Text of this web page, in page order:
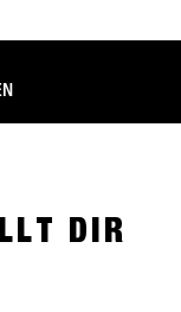
DIR